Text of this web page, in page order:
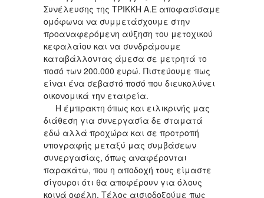
Συνέλευσης της ΤΡΙΚΚΗ Α.Ε αποφασίσαμε
ομόφωνα να συμμετάσχουμε στην
προαναφερόμενη αύξηση του μετοχικού
κεφαλαίου και να συνδράμουμε
καταβάλλοντας άμεσα σε μετρητά το
ποσό των 200.000 ευρώ. Πιστεύουμε πως
είναι ένα σεβαστό ποσό που διευκολύνει
οικονομικά την εταιρεία.
Η έμπρακτη όπως και ειλικρινής μας
διάθεση για συνεργασία δε σταματά
εδώ αλλά προχώρα και σε προτροπή
υπογραφής μεταξύ μας συμβάσεων
συνεργασίας, όπως αναφέρονται
παρακάτω, που η αποδοχή τους είμαστε
σίγουροι ότι θα αποφέρουν για όλους
κοινά οφέλη. Τέλος αισιοδοξούμε πως